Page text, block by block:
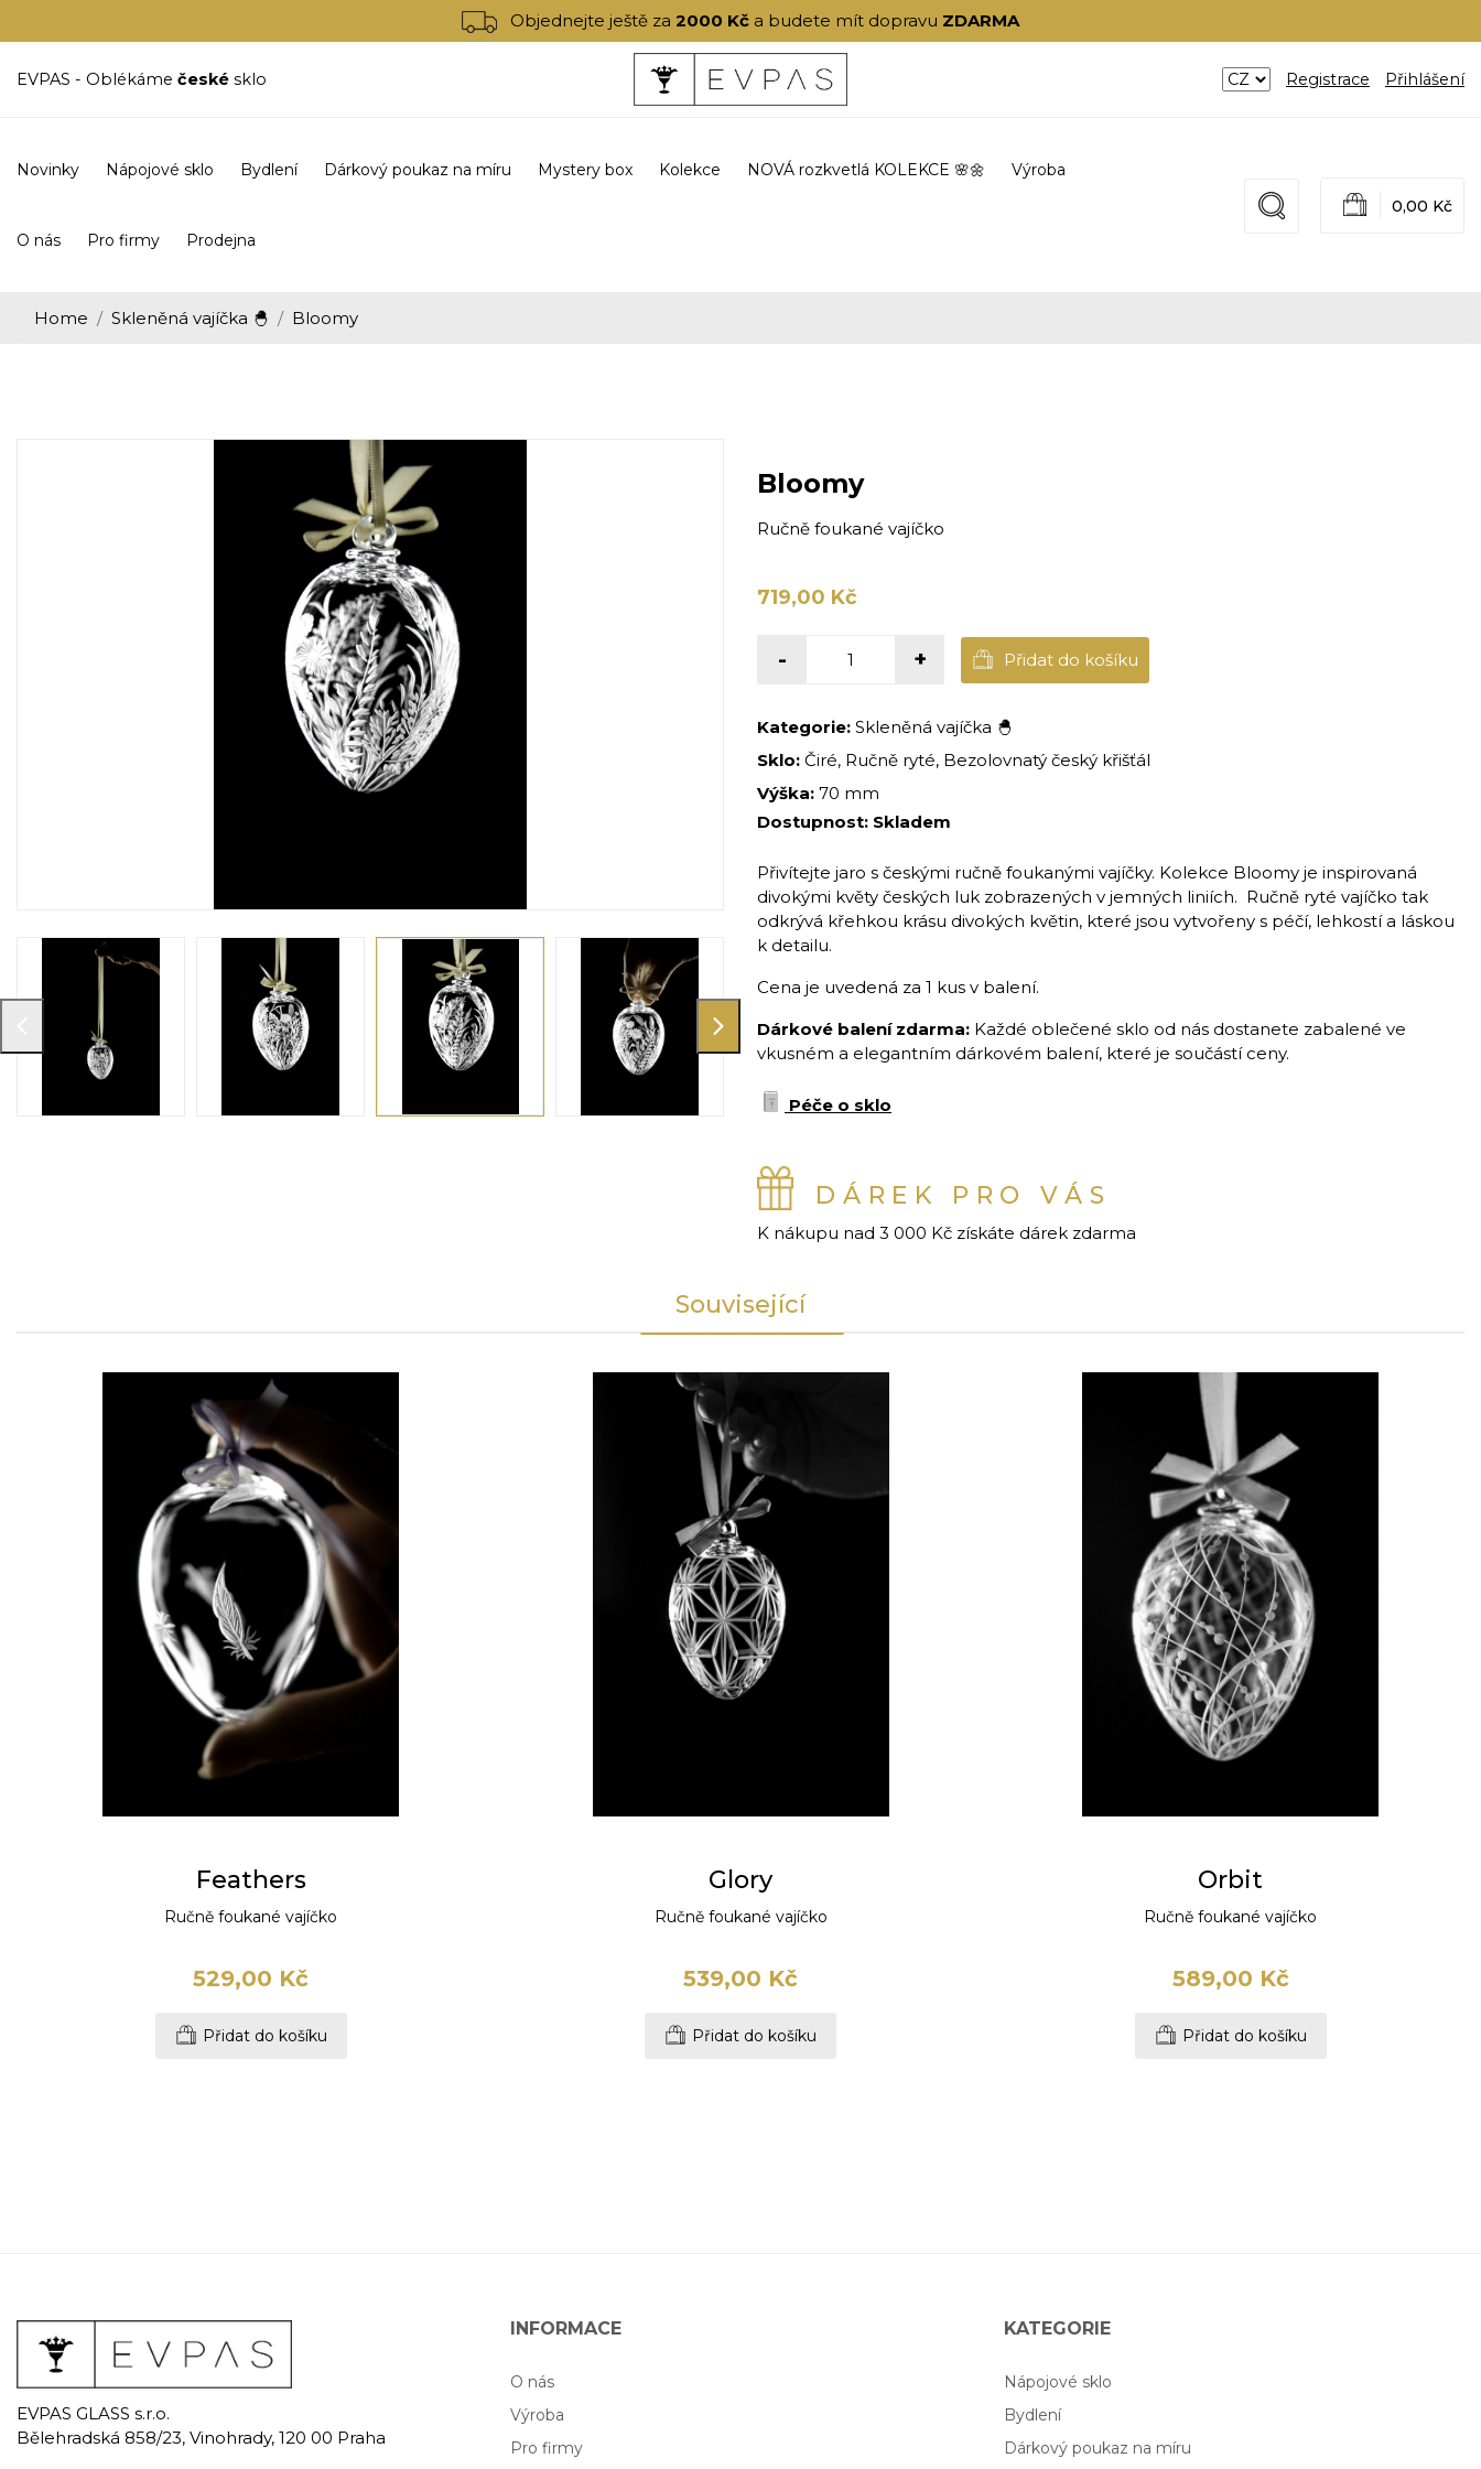
Objednejte ještě za2000 Kč a budete mít dopravu ZDARMA
EVPAS - Oblékáme české sklo Registrace Přihlášení
Novinky Nápojové sklo Bydlení Dárkový poukaz na míru Mystery box Kolekce NOVÁ rozkvetlá KOLEKCE 🌸🌼 Výroba
O nás Pro firmy Prodejna
0,00 Kč
Home Skleněná vajíčka 🐣 Bloomy
Bloomy
Ručně foukané vajíčko
719,00 Kč
- + Přidat do košíku
Kategorie: Skleněná vajíčka 🐣
Sklo: Čiré, Ručně ryté, Bezolovnatý český křišťál
Výška: 70 mm
Dostupnost: Skladem
Přivítejte jaro s českými ručně foukanými vajíčky. Kolekce Bloomy je inspirovaná
divokými květy českých luk zobrazených v jemných liniích. Ručně ryté vajíčko tak
odkrývá křehkou krásu divokých květin, které jsou vytvořeny s péčí, lehkostí a láskou
k detailu.
Cena je uvedená za 1 kus v balení.
Dárkové balení zdarma: Každé oblečené sklo od nás dostanete zabalené ve
vkusném a elegantním dárkovém balení, které je součástí ceny.
Péče o sklo
DÁREK PRO VÁS
K nákupu nad 3 000 Kč získáte dárek zdarma
Související
Feathers
Ručně foukané vajíčko
529,00 Kč
Přidat do košíku
Glory
Ručně foukané vajíčko
539,00 Kč
Přidat do košíku
Orbit
Ručně foukané vajíčko
589,00 Kč
Přidat do košíku
EVPAS GLASS s.r.o.
Bělehradská 858/23, Vinohrady, 120 00 Praha
INFORMACE
O nás
Výroba
Pro firmy
KATEGORIE
Nápojové sklo
Bydlení
Dárkový poukaz na míru